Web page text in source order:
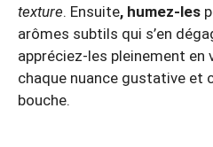
texture. Ensuite, humez-les
arômes subtils qui s’en
appréciez-les pleinement
chaque nuance gustative et
bouche.